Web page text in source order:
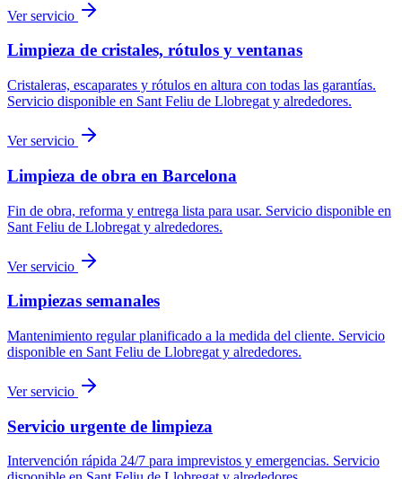
Ver servicio
Limpieza de cristales, rótulos y ventanas
Cristaleras, escaparates y rótulos en altura con todas las garantías.
Servicio disponible en Sant Feliu de Llobregat y alrededores.
Ver servicio
Limpieza de obra en Barcelona
Fin de obra, reforma y entrega lista para usar. Servicio disponible en
Sant Feliu de Llobregat y alrededores.
Ver servicio
Limpiezas semanales
Mantenimiento regular planificado a la medida del cliente. Servicio
disponible en Sant Feliu de Llobregat y alrededores.
Ver servicio
Servicio urgente de limpieza
Intervención rápida 24/7 para imprevistos y emergencias. Servicio